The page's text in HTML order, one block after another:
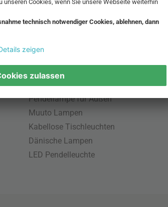
Beliebte Leuchten
Pendellampe für Außen
Muuto Lampen
Kabellose Tischleuchten
Dänische Lampen
LED Pendelleuchte